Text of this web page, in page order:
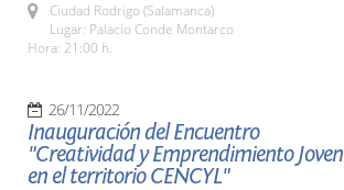
Ciudad Rodrigo (Salamanca)
Lugar: Palacio Conde Montarco
Hora: 21:00 h.
26/11/2022
Inauguración del Encuentro
"Creatividad y Emprendimiento Joven
en el territorio CENCYL"